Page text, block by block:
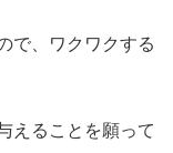
で、ワクワクする
えることを願って